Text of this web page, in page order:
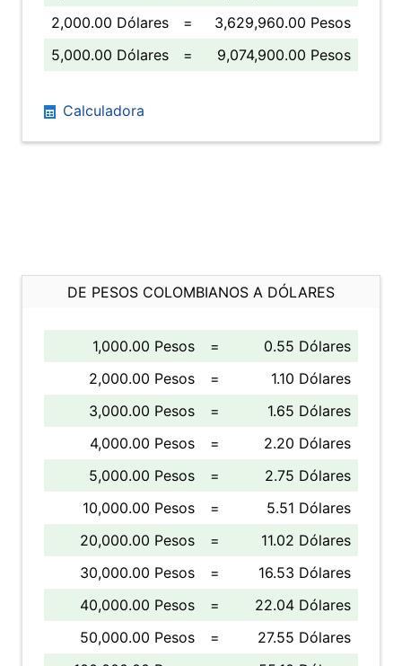
2,000.00 Dólares
=
3,629,960.00 Pesos
5,000.00 Dólares
= 9,074,900.00 Pesos
Calculadora
DE PESOS COLOMBIANOS A DÓLARES
1,000.00 Pesos =
0.55 Dólares
2,000.00 Pesos
=
1.10 Dólares
3,000.00 Pesos
=
1.65 Dólares
4,000.00 Pesos
=
2.20 Dólares
5,000.00 Pesos
=
2.75 Dólares
10,000.00 Pesos
=
5.51 Dólares
20,000.00 Pesos
=
11.02 Dólares
30,000.00 Pesos
=
16.53 Dólares
40,000.00 Pesos
=
22.04 Dólares
50,000.00 Pesos
=
27.55 Dólares